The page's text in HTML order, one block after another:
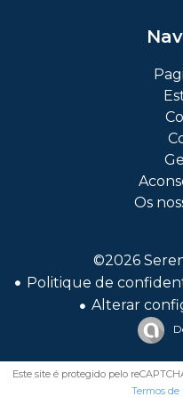
Os
©2026
Politique de
Alterar
Este site é protegido pelo
Termos de